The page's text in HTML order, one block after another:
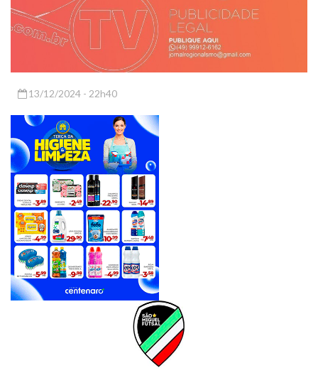
13/12/2024 - 22h40